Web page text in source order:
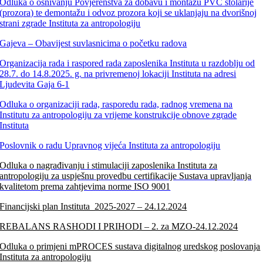
Odluka o osnivanju Povjerenstva za dobavu i montažu PVC stolarije
(prozora) te demontažu i odvoz prozora koji se uklanjaju na dvorišnoj
strani zgrade Instituta za antropologiju
Gajeva – Obavijest suvlasnicima o početku radova
Organizacija rada i raspored rada zaposlenika Instituta u razdoblju od
28.7. do 14.8.2025. g. na privremenoj lokaciji Instituta na adresi
Ljudevita Gaja 6-1
Odluka o organizaciji rada, rasporedu rada, radnog vremena na
Institutu za antropologiju za vrijeme konstrukcije obnove zgrade
Instituta
Poslovnik o radu Upravnog vijeća Instituta za antropologiju
Odluka o nagrađivanju i stimulaciji zaposlenika Instituta za
antropologiju za uspješnu provedbu certifikacije Sustava upravljanja
kvalitetom prema zahtjevima norme ISO 9001
Financijski plan Instituta_2025-2027 – 24.12.2024
REBALANS RASHODI I PRIHODI – 2. za MZO-24.12.2024
Odluka o primjeni mPROCES sustava digitalnog uredskog poslovanja
Instituta za antropologiju